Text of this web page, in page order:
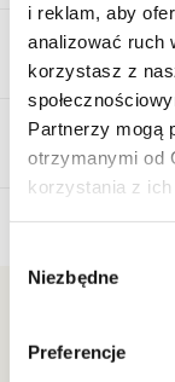
i reklam, aby
analizować ruch
korzystasz z
Partnerzy mogą
otrzymanymi od
korzystania z ich
zgody
Niezbędne
Preferencje
Bogaty, świetlisty i
uwagę misterną
kształtach, które
elegancji.
Wieloelementowa
oraz opalizujących
nadają całości
cyrkoniami
harmonijną, a
Złote wykończenie
Cechy
Kolor metalu
Opinie
Jeszcze nikt
produkcie!
Bądź na